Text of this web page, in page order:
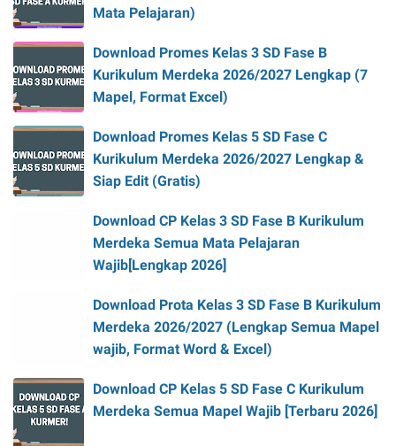
Mata Pelajaran)
Download Promes Kelas 3 SD Fase B
Kurikulum Merdeka 2026/2027 Lengkap (7
Mapel, Format Excel)
Download Promes Kelas 5 SD Fase C
Kurikulum Merdeka 2026/2027 Lengkap &
Siap Edit (Gratis)
Download CP Kelas 3 SD Fase B Kurikulum
Merdeka Semua Mata Pelajaran
Wajib[Lengkap 2026]
Download Prota Kelas 3 SD Fase B Kurikulum
Merdeka 2026/2027 (Lengkap Semua Mapel
wajib, Format Word & Excel)
Download CP Kelas 5 SD Fase C Kurikulum
Merdeka Semua Mapel Wajib [Terbaru 2026]